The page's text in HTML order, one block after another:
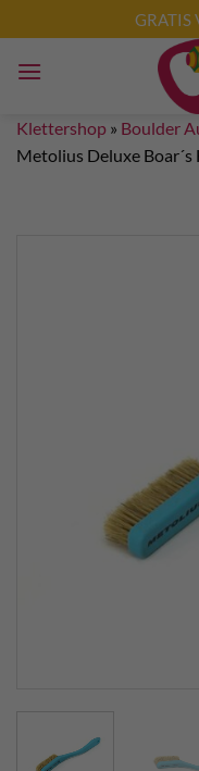
Inhalt
springen
GRATIS
Klettershop » Boulder
Metolius Deluxe Boar´s